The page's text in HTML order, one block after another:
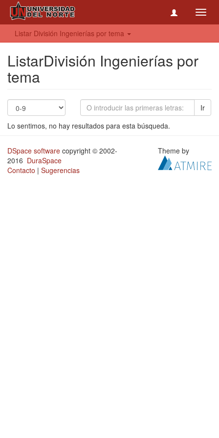
Listar División Ingenierías por tema
ListarDivisión Ingenierías por
tema
Ir
Lo sentimos, no hay resultados para esta búsqueda.
DSpace software copyright © 2002-
2016 DuraSpace
Contacto | Sugerencias
Theme by